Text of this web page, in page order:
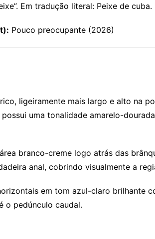
Em tradução literal: Peixe de cuba.
Pouco preocupante (2026)
ligeiramente mais largo e alto na
uma tonalidade amarelo-
branco-creme logo atrás das
anal, cobrindo visualmente a
em tom azul-claro brilhante
o pedúnculo caudal.